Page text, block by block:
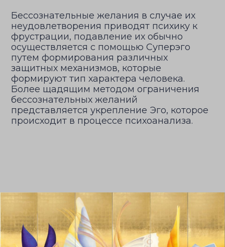
Бессознательные желания в случае их
неудовлетворения приводят психику к
фрустрации, подавление их обычно
осуществляется с помощью Суперэго
путем формирования различных
защитных механизмов, которые
формируют тип характера человека.
Более щадящим методом ограничения
бессознательных желаний
представляется укрепление Эго, которое
происходит в процессе психоанализа.